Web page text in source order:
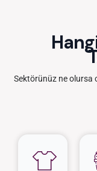
Sektörünüz ne olursa